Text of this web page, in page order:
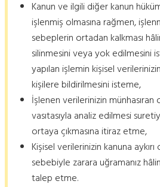
Kanun ve ilgili diğer kanun
işlenmiş olmasına rağmen,
sebeplerin ortadan kalkması
silinmesini veya yok edilmesini
yapılan işlemin kişisel
kişilere bildirilmesini isteme,
İşlenen verilerinizin
vasıtasıyla analiz edilmesi
ortaya çıkmasına itiraz etme,
Kişisel verilerinizin kanuna
sebebiyle zarara uğramanız
talep etme.